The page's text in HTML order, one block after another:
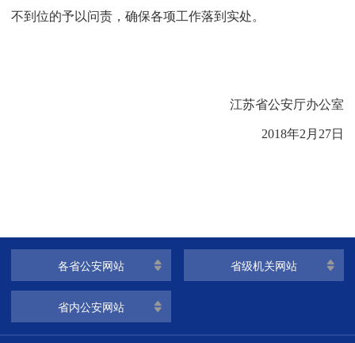
不到位的予以问责，确保各项工作落到实处。
江苏省公安厅办公室
2018年2 月 27日
各省公安网站 省级机关网站
省内公安网站